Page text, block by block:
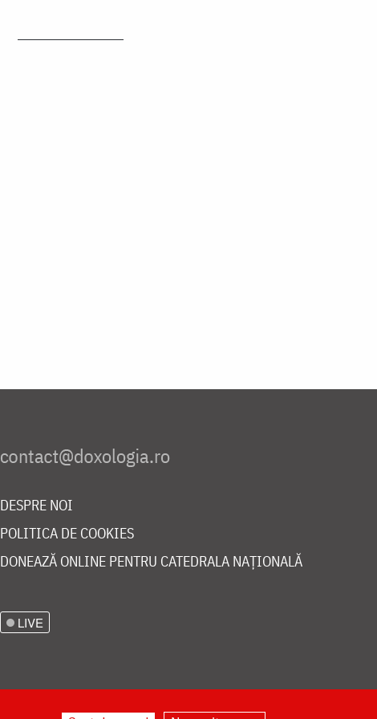
DESPRE NOI
POLITICA DE COOKIES
DONEAZĂ ONLINE PENTRU CATEDRALA NAȚIONALĂ
LIVE